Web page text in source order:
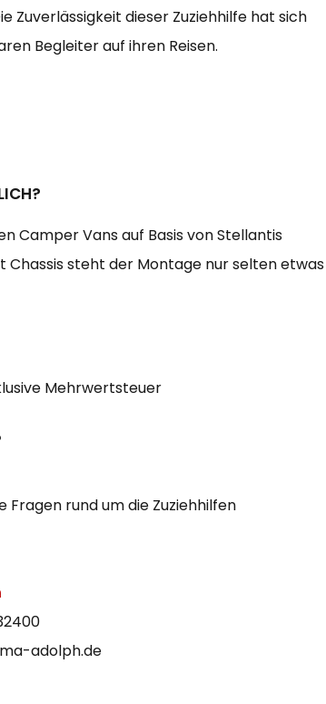
Zuverlässigkeit dieser Zuziehhilfe hat sich
Begleiter auf ihren Reisen.
Camper Vans auf Basis von Stellantis
Chassis steht der Montage nur selten etwas
Mehrwertsteuer
Fragen rund um die Zuziehhilfen
adolph.de